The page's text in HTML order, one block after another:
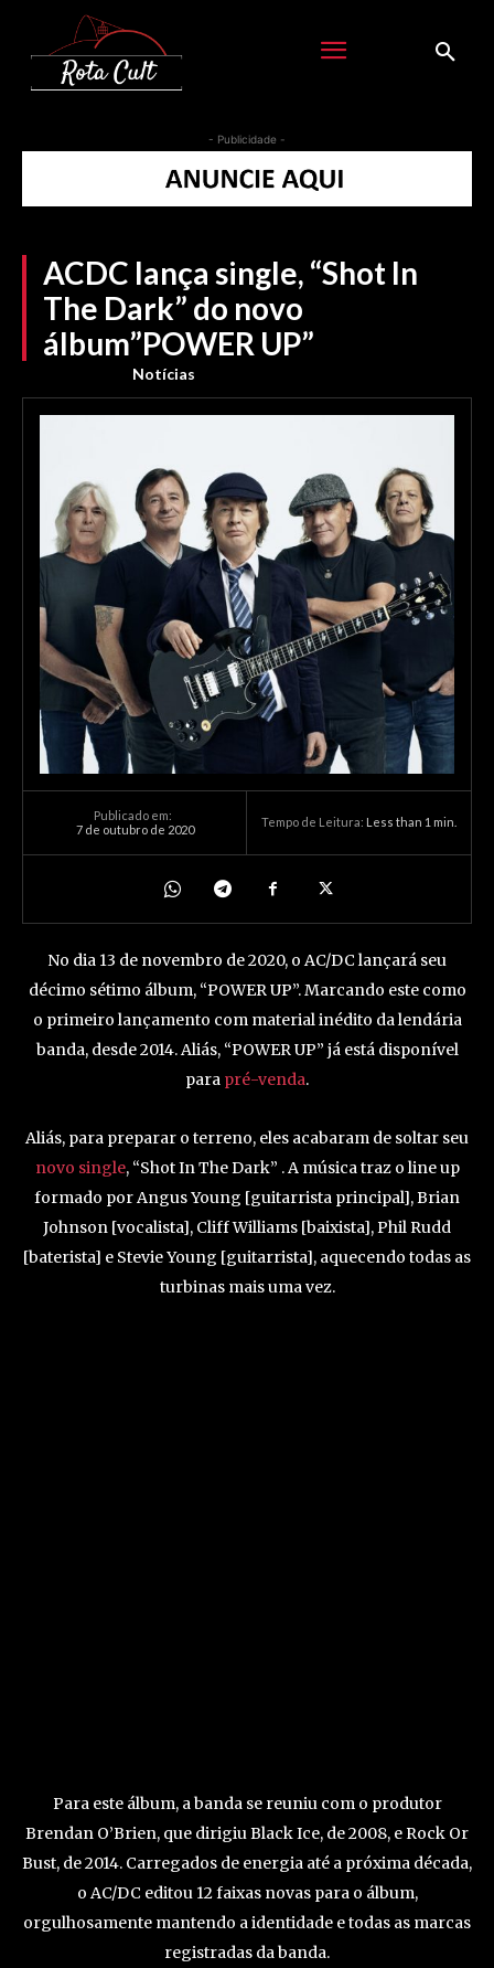
- Publicidade -
ACDC lança single, “Shot In
The Dark” do novo
álbum”POWER UP”
Notícias
Publicado em:
7 de outubro de 2020
Tempo de Leitura: Less than 1 min.
No dia 13 de novembro de 2020, o AC/DC lançará seu
décimo sétimo álbum, “POWER UP”. Marcando este como
o primeiro lançamento com material inédito da lendária
banda, desde 2014. Aliás, “POWER UP” já está disponível
para pré-venda.
Aliás, para preparar o terreno, eles acabaram de soltar seu
novo single, “Shot In The Dark” . A música traz o line up
formado por Angus Young [guitarrista principal], Brian
Johnson [vocalista], Cliff Williams [baixista], Phil Rudd
[baterista] e Stevie Young [guitarrista], aquecendo todas as
turbinas mais uma vez.
Para este álbum, a banda se reuniu com o produtor
Brendan O’Brien, que dirigiu Black Ice, de 2008, e Rock Or
Bust, de 2014. Carregados de energia até a próxima década,
o AC/DC editou 12 faixas novas para o álbum,
orgulhosamente mantendo a identidade e todas as marcas
registradas da banda.